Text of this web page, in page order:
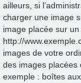
ailleurs, si
charger une image
image placée sur
http://
images de votre
des images placées
exemple : boîtes